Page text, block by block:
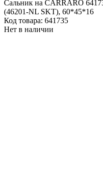
Сальник на CARRARO
(46201-NL SKT), 60*45*16
Код товара: 641735
Нет в наличии